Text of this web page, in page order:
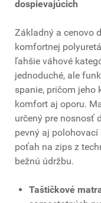
dospievajúcich
Základný a cenovo
komfortnej
ľahšie váhové
jednoduché, ale
spanie, pričom
komfort aj oporu.
určený pre nosnosť
pevný aj
poťah na zips z
bežnú údržbu.
Taštičkové